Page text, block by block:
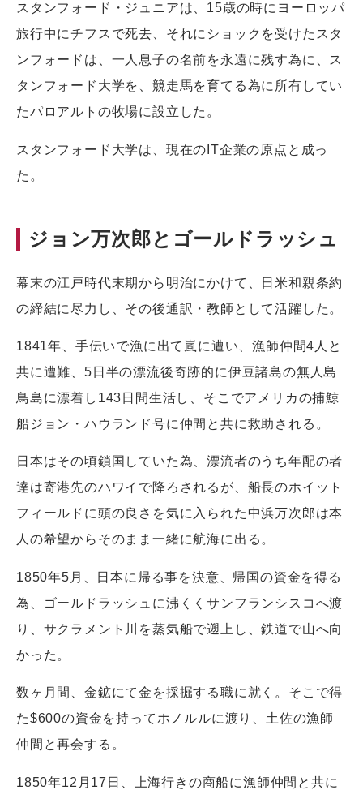
スタンフォード・ジュニアは、15歳の時にヨーロッパ
旅行中にチフスで死去、それにショックを受けたスタ
ンフォードは、一人息子の名前を永遠に残す為に、ス
タンフォード大学を、競走馬を育てる為に所有してい
たパロアルトの牧場に設立した。
スタンフォード大学は、現在のIT企業の原点と成っ
た。
ジョン万次郎とゴールドラッシュ
幕末の江戸時代末期から明治にかけて、日米和親条約
の締結に尽力し、その後通訳・教師として活躍した。
1841年、手伝いで漁に出て嵐に遭い、漁師仲間4人と
共に遭難、5日半の漂流後奇跡的に伊豆諸島の無人島
鳥島に漂着し143日間生活し、そこでアメリカの捕鯨
船ジョン・ハウランド号に仲間と共に救助される。
日本はその頃鎖国していた為、漂流者のうち年配の者
達は寄港先のハワイで降ろされるが、船長のホイット
フィールドに頭の良さを気に入られた中浜万次郎は本
人の希望からそのまま一緒に航海に出る。
1850年5月、日本に帰る事を決意、帰国の資金を得る
為、ゴールドラッシュに沸くくサンフランシスコへ渡
り、サクラメント川を蒸気船で遡上し、鉄道で山へ向
かった。
数ヶ月間、金鉱にて金を採掘する職に就く。そこで得
た$600の資金を持ってホノルルに渡り、土佐の漁師
仲間と再会する。
1850年12月17日、上海行きの商船に漁師仲間と共に